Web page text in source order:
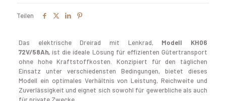
Teilen
Das elektrische Dreirad mit Lenkrad, Modell KH06
72V/58Ah,ist die ideale Lösung für effizienten Gütertransport
ohne hohe Kraftstoffkosten. Konzipiert für den täglichen
Einsatz unter verschiedensten Bedingungen, bietet dieses
Modell ein optimales Verhältnis von Leistung, Reichweite und
Zuverlässigkeit und eignet sich sowohl für gewerbliche als auch
für private Zwecke.